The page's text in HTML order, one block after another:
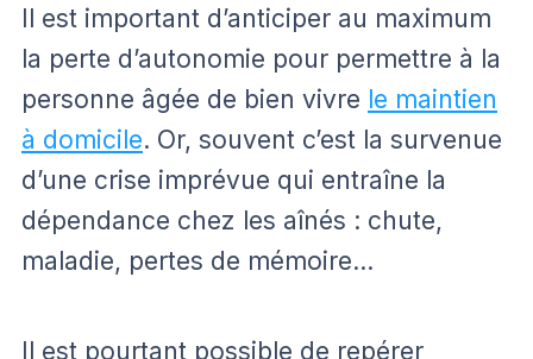
Il est important d’anticiper au maximum
la perte d’autonomie pour permettre à la
personne âgée de bien vivre le maintien
à domicile. Or, souvent c’est la survenue
d’une crise imprévue qui entraîne la
dépendance chez les aînés : chute,
maladie, pertes de mémoire…
Il est pourtant possible de repérer